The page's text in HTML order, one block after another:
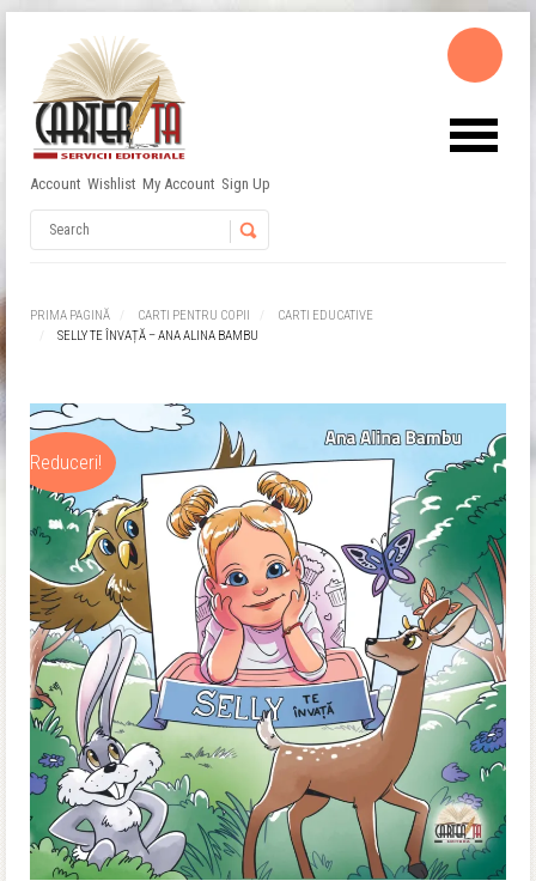
Account Wishlist My Account Sign Up
PRIMA PAGINĂ CARTI PENTRU COPII
CARTI EDUCATIVE
SELLY TE ÎNVAȚĂ – ANA ALINA BAMBU
Reduceri!